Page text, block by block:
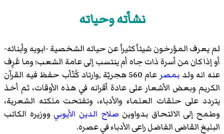
نشأته وحياته
لم يعرف المؤرخون شيئاً كثيراً عن حياته الشخصية -ابويه وأبنائه-
أو إذا كان من أسرة ذات جاه أم ينتسب إلى عامة الشعب؛ وما عُرِف
عنه انه ولد بمصر
عام 560 هجريّة ,وارتاد كُتّأب حفظ فيه القرآن
الكريم وبعض الأشعار على عادة أقرانه في هذه الأوقات، ثم أخذ
يتردد على حلقات العلماء والأدباء، وتفتحت ملكته الشعرية،
وطمح إلى الالتحاق بدواوين صلاح الدين الأيوبي ووزيره الكاتب
البليغالقاضى الفاضلراعى الأدباء في عصره.